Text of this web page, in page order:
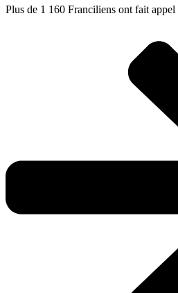
Plus de 1 160 Franciliens ont fait appel